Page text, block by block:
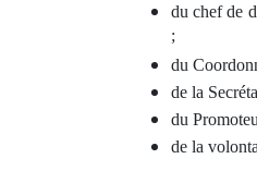
du chef de
;
du
de la
du
de la